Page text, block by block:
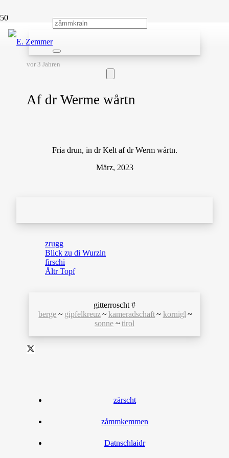
vor 3 Jahren
Af dr Werme wårtn
Fria drun, in dr Kelt af dr Werm wårtn.
März, 2023
zrugg
Blick zu di Wurzln
firschi
Åltr Topf
gitterroscht #
berge ~ gipfelkreuz~kameradschaft~ kornigl ~
sonne ~ tirol
zärscht
zåmmkemmen
Datnschlaidr